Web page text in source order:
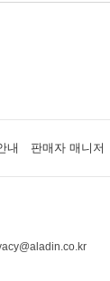
내 판매자 매니저